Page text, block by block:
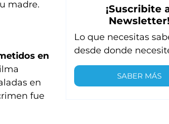
madre.
en
en
fue
¡Suscribite
Newsletter!
Lo que necesitas
desde donde
SABER MÁS